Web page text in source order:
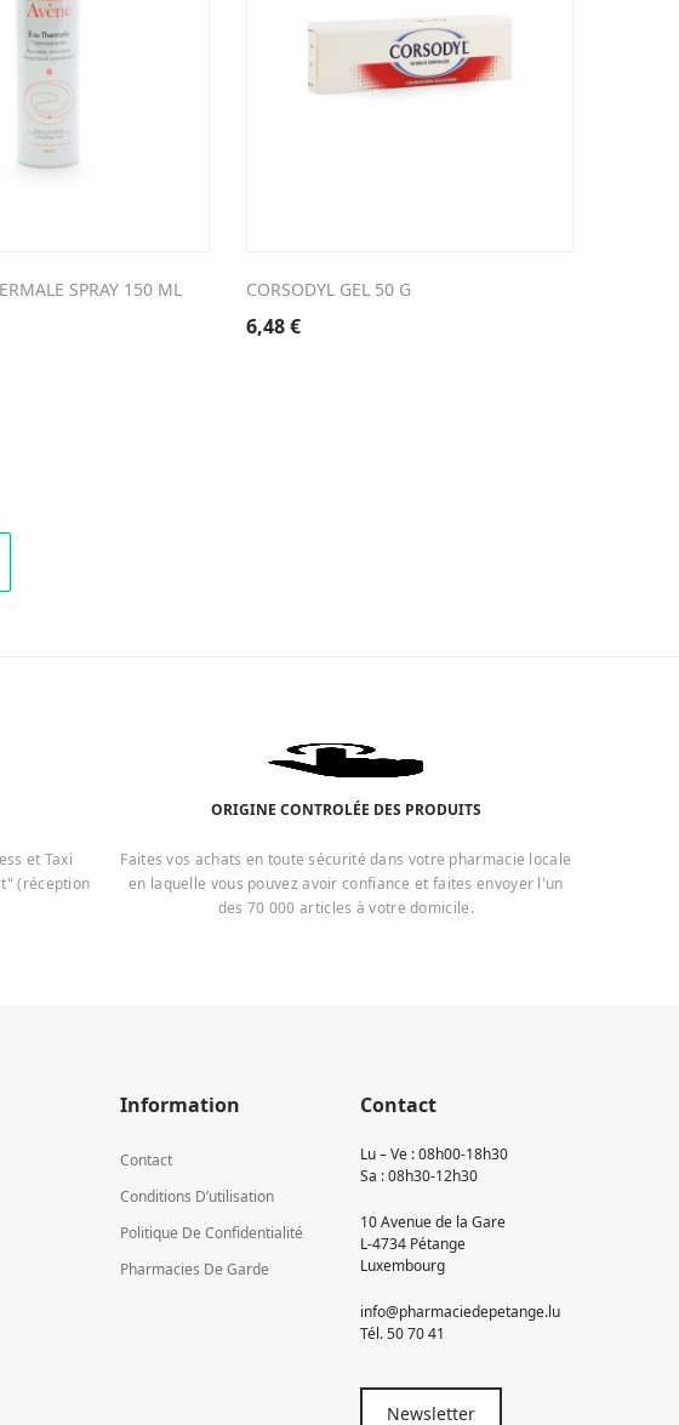
SPRAY 150 ML CORSODYL GEL 50 G
6,48€
et Taxi
(réception
ORIGINE CONTROLÉE DES PRODUITS
Faites vos achats en toute sécurité dans votre pharmacie locale
en laquelle vous pouvez avoir confiance et faites envoyer l'un
des 70 000 articles à votre domicile.
Information
Contact
Conditions D’utilisation
Politique De Confidentialité
Pharmacies De Garde
Contact
Lu – Ve : 08h00-18h30
Sa : 08h30-12h30
10 Avenue de la Gare
L-4734 Pétange
Luxembourg
info@pharmaciedepetange.lu
Tél.50 70 41
Newsletter